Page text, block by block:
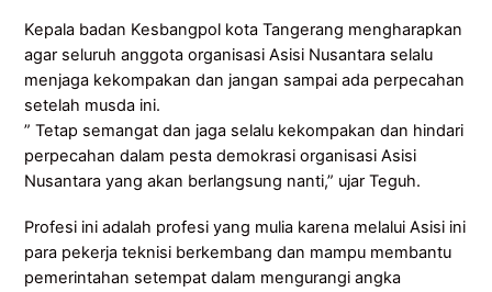
Kepala badan Kesbangpol kota Tangerang mengharapkan
agar seluruh anggota organisasi Asisi Nusantara selalu
menjaga kekompakan dan jangan sampai ada perpecahan
setelah musda ini.
” Tetap semangat dan jaga selalu kekompakan dan hindari
perpecahan dalam pesta demokrasi organisasi Asisi
Nusantara yang akan berlangsung nanti,” ujar Teguh.
Profesi ini adalah profesi yang mulia karena melalui Asisi ini
para pekerja teknisi berkembang dan mampu membantu
pemerintahan setempat dalam mengurangi angka